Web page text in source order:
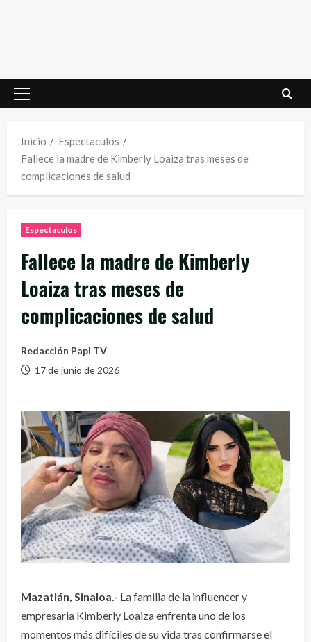
Menú
Inicio
Espectaculos
Fallece la madre de Kimberly Loaiza tras meses de
complicaciones de salud
Espectaculos
Fallece la madre de Kimberly
Loaiza tras meses de
complicaciones de salud
Redacción Papi TV
17 de junio de 2026
Mazatlán, Sinaloa.- La familia de la influencer y
empresaria Kimberly Loaiza enfrenta uno de los
momentos más difíciles de su vida tras confirmarse el